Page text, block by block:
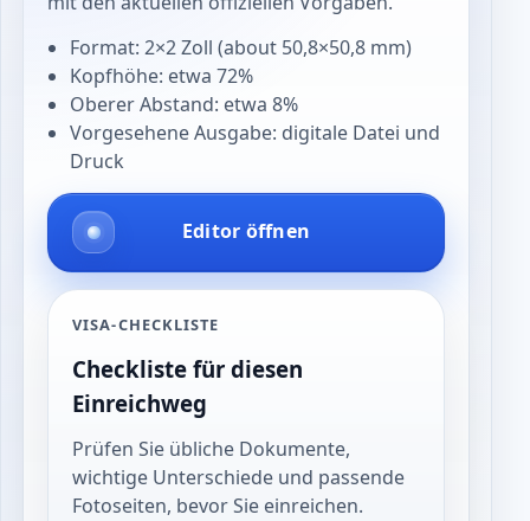
Format: 2×2 Zoll (about 50,8×50,8 mm)
Kopfhöhe: etwa 72%
Oberer Abstand: etwa 8%
Vorgesehene Ausgabe: digitale Datei und
Druck
Editor öffnen
VISA-CHECKLISTE
Checkliste für diesen
Einreichweg
Prüfen Sie übliche Dokumente,
wichtige Unterschiede und passende
Fotoseiten, bevor Sie einreichen.